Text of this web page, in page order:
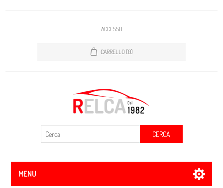
ACCESSO
CARRELLO (0)
CERCA
MENU